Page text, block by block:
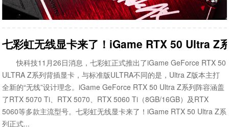
七彩虹无线显卡来了！iGame RTX 50 Ultra Z
快科技11月26日消息，七彩虹正式推出了iGame GeForce RTX 50
ULTRA Z系列背插显卡，与标准版ULTRA不同的是，Ultra Z版本主打
全新的“无线”设计理念。iGame GeForce RTX 50 Ultra Z系列阵容涵盖
了RTX 5070 Ti、RTX 5070、RTX 5060 Ti（8GB/16GB）及RTX
5060等多款主流型号。七彩虹无线显卡来了！iGame RTX 50 Ultra Z系
列正式...